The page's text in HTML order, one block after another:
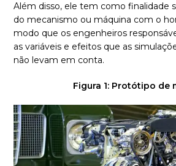
Além disso, ele tem como finalidade
do mecanismo ou máquina com o
modo que os engenheiros
as variáveis e efeitos que as
não levam em conta.
Figura 1: Protótipo de